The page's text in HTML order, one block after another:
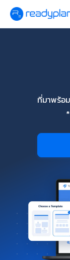
ที่มาพร้อ